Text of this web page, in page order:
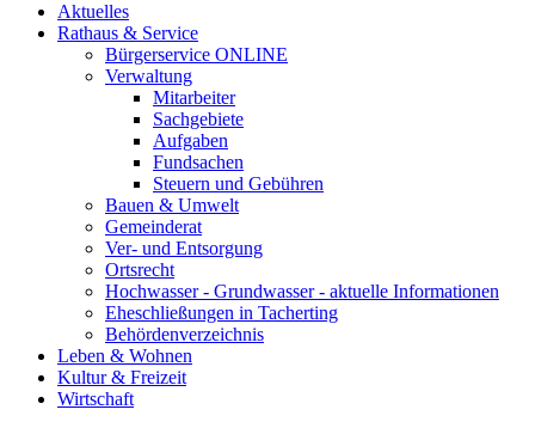
Aktuelles
Rathaus & Service
Bürgerservice ONLINE
Verwaltung
Mitarbeiter
Sachgebiete
Aufgaben
Fundsachen
Steuern und Gebühren
Bauen & Umwelt
Gemeinderat
Ver- und Entsorgung
Ortsrecht
Hochwasser - Grundwasser - aktuelle Informationen
Eheschließungen in Tacherting
Behördenverzeichnis
Leben & Wohnen
Kultur & Freizeit
Wirtschaft